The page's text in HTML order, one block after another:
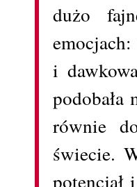
dużo
i
równie
świecie.
potencjał